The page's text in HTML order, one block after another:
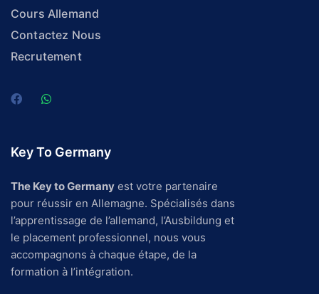
Cours Allemand
Contactez Nous
Recrutement
Key To Germany
The Key to Germany est votre partenaire
pour réussir en Allemagne. Spécialisés dans
l’apprentissage de l’allemand, l’Ausbildung et
le placement professionnel, nous vous
accompagnons à chaque étape, de la
formation à l’intégration.